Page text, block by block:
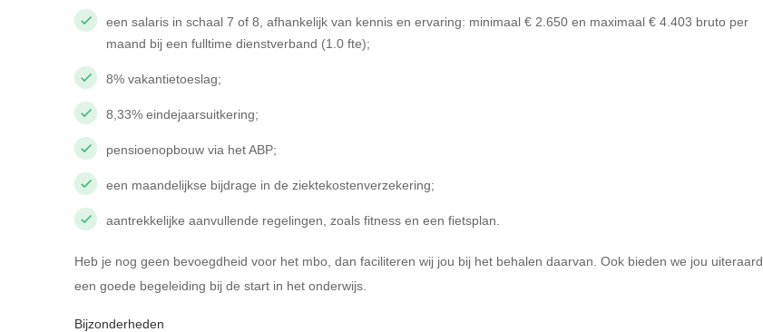
een salaris in schaal 7 of 8, afhankelijk van kennis en ervaring: minimaal € 2.650 en maximaal € 4.403 bruto per
maand bij een fulltime dienstverband (1.0 fte);
8% vakantietoeslag;
8,33% eindejaarsuitkering;
pensioenopbouw via het ABP;
een maandelijkse bijdrage in de ziektekostenverzekering;
aantrekkelijke aanvullende regelingen, zoals fitness en een fietsplan.
Heb je nog geen bevoegdheid voor het mbo, dan faciliteren wij jou bij het behalen daarvan. Ook bieden we jou uiteraard
een goede begeleiding bij de start in het onderwijs.
Bijzonderheden